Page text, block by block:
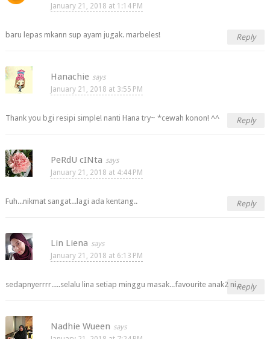
January 21, 2018 at 1:14 PM
baru lepas mkann sup ayam jugak. marbeles! Reply
Hanachie
January 21, 2018 at 3:55 PM
Thank you bgi resipi simple! nanti Hana try~ *cewah konon! ^^ Reply
PeRdU cINta
January 21, 2018 at 4:44 PM
Fuh...nikmat sangat...lagi ada kentang.. Reply
Lin Liena
January 21, 2018 at 6:13 PM
sedapnyerrrr.....selalu lina setiap minggu masak...favourite anak2 ni...Reply
Nadhie Wueen